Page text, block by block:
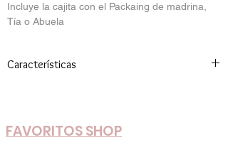
Incluye la cajita con el Packaing de madrina,
Tía o Abuela
Características
FAVORITOS SHOP